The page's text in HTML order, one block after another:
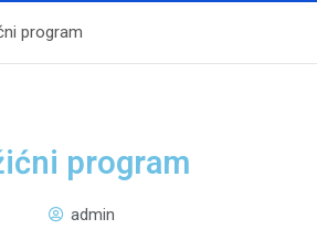
program
program
admin